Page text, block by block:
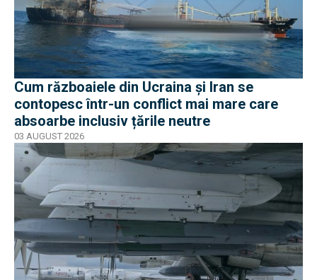
Cum războaiele din Ucraina și Iran se
contopesc într-un conflict mai mare care
absoarbe inclusiv țările neutre
03 AUGUST 2026
EXCLUSIV